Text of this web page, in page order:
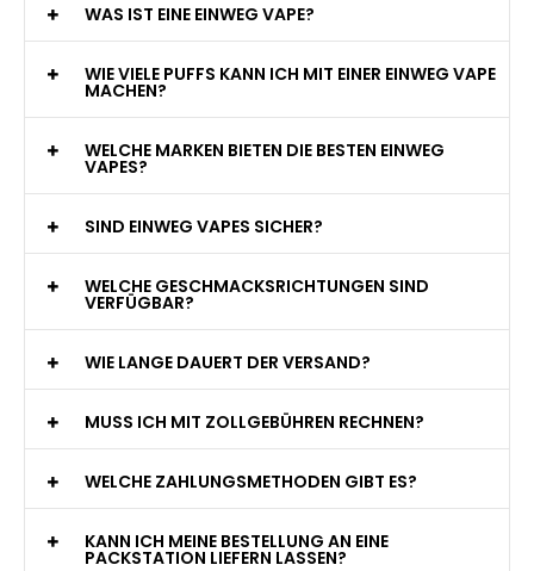
WAS IST EINE EINWEG VAPE?
WIE VIELE PUFFS KANN ICH MIT EINER EINWEG VAPE
MACHEN?
WELCHE MARKEN BIETEN DIE BESTEN EINWEG
VAPES?
SIND EINWEG VAPES SICHER?
WELCHE GESCHMACKSRICHTUNGEN SIND
VERFÜGBAR?
WIE LANGE DAUERT DER VERSAND?
MUSS ICH MIT ZOLLGEBÜHREN RECHNEN?
WELCHE ZAHLUNGSMETHODEN GIBT ES?
KANN ICH MEINE BESTELLUNG AN EINE
PACKSTATION LIEFERN LASSEN?